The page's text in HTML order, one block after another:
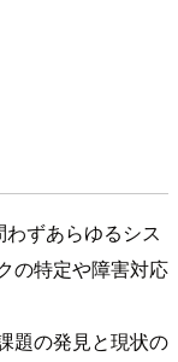
ずあらゆるシス
の特定や障害対応
題の発見と現状の